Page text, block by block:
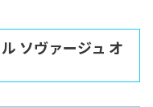
ソヴァージュ オ